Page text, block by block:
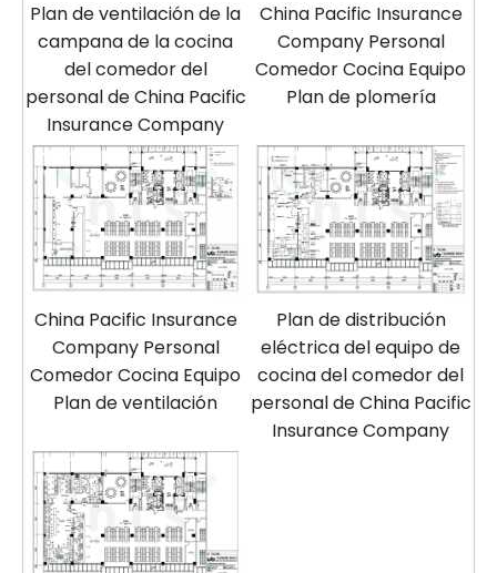
Plan de ventilación de la
campana de la cocina
del comedor del
personal de China Pacific
Insurance Company
China Pacific Insurance
Company Personal
Comedor Cocina Equipo
Plan de plomería
China Pacific Insurance
Company Personal
Comedor Cocina Equipo
Plan de ventilación
Plan de distribución
eléctrica del equipo de
cocina del comedor del
personal de China Pacific
Insurance Company